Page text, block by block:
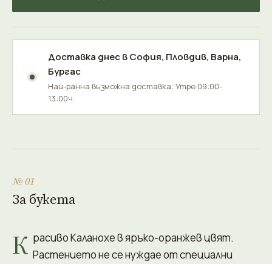
Доставка днес вСофия, Пловдив, Варна,
Бургас
Най-ранна възможна доставка: Утре 09:00-
13:00ч.
№ 01
За букета
К расиво Каланохе в яръко-оранжев цвят.
Растението не се нуждае от специални